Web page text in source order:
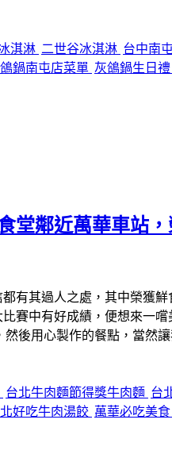
淇淋 二世谷冰淇淋 台中南
鍋南屯店菜單 灰鴿鍋生日禮
堂鄰近萬華車站
有其過人之處，其中榮
賽中有好成績，便想來一
後用心製作的餐點，當然讓
台北牛肉麵節得獎牛肉麵 台
好吃牛肉湯餃 萬華必吃美食